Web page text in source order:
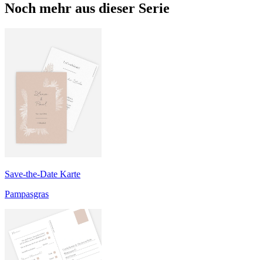
Noch mehr aus dieser Serie
Save-the-Date Karte
Pampasgras